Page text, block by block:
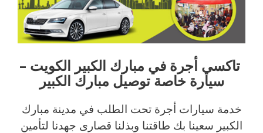
تاكسي أجرة في مبارك الكبير الكويت –
سيارة خاصة توصيل مبارك الكبير
خدمة سيارات أجرة تحت الطلب في مدينة مبارك
الكبير سعينا بك طاقتنا وبذلنا قصارى جهدنا لتأمين